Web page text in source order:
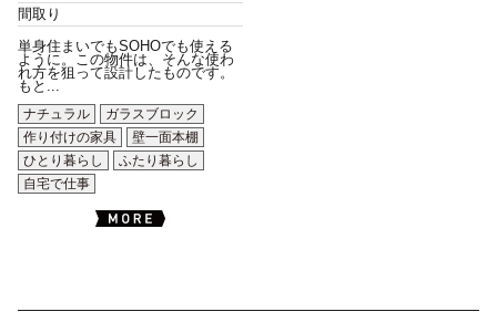
間取り
単身住まいでもSOHOでも使える
ように。この物件は、そんな使わ
れ方を狙って設計したものです。
もと...
ナチュラル
ガラスブロック
作り付けの家具
壁一面本棚
ひとり暮らし
ふたり暮らし
自宅で仕事